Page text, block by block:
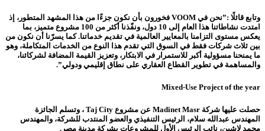
وتابع قائلًا :”نحن في VOOM فخورون بأن نكون جزءًا من هذا المشهد المتطور، إذ
امتدت نشاطاتنا هذا العام إلى 10 دول، ونفّذنا أكثر من 100 مشروع متميز، بما
يعكس مستوى التزامنا بالمعايير العالمية في تقديم خدماتنا. كما يسرّنا أن نكون من
بين ثلاث شركات فقط في السوق التي تقدم هذا النوع من الخدمات المتكاملة، وهو
ما يمنحنا مسؤولية أكبر للاستمرار في الابتكار، وتعزيز القيمة المضافة لشركائنا،
والمساهمة في تطوير القطاع العقاري على نطاق إقليمي ودولي”.
Mixed-Use Project of the year
حصلت عليها شركة Madinet Masr عن مشروع Taj City ، وتسلم الجائزة
المهندس عبدالله سلام، الرئيس التنفيذي والعضو المنتدب للشركة، والمهندس
محمد لاشين، نائب الرئيس الأول للمشروعات بشركة مدينة مصر.